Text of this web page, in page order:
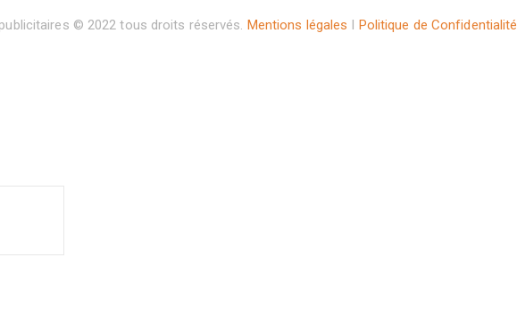
© 2022 tous droits réservés. Mentions légales I Politique de Confidentialité